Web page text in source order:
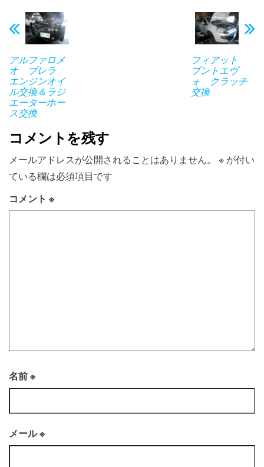
アルファロメ
オ ブレラ
エンジンオイ
ル交換＆ラジ
エーターホー
ス交換
フィアット
プントエヴ
ォ クラッチ
交換
コメントを残す
メールアドレスが公開されることはありません。 ※ が付い
ている欄は必須項目です
コメント ※
名前 ※
メール※